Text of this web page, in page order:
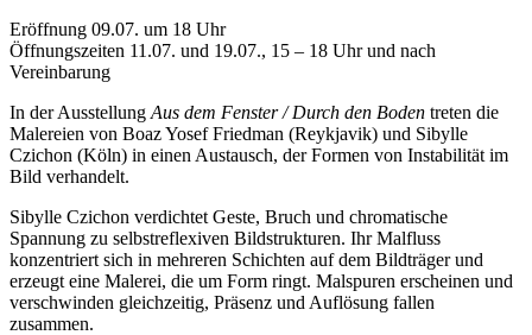
Eröffnung 09.07. um 18 Uhr
Öffnungszeiten 11.07. und 19.07., 15 – 18 Uhr und nach
Vereinbarung
In der Ausstellung Aus dem Fenster / Durch den Boden treten die
Malereien von Boaz Yosef Friedman (Reykjavik) und Sibylle
Czichon (Köln) in einen Austausch, der Formen von Instabilität im
Bild verhandelt.
Sibylle Czichon verdichtet Geste, Bruch und chromatische
Spannung zu selbstreflexiven Bildstrukturen. Ihr Malfluss
konzentriert sich in mehreren Schichten auf dem Bildträger und
erzeugt eine Malerei, die um Form ringt. Malspuren erscheinen und
verschwinden gleichzeitig, Präsenz und Auflösung fallen
zusammen.